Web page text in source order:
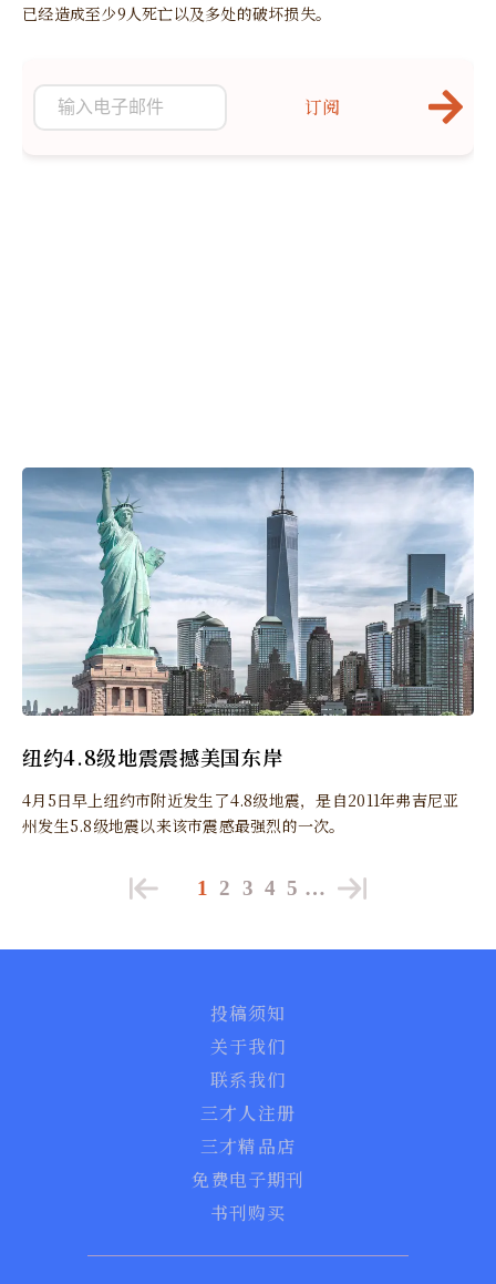
已经造成至少9人死亡以及多处的破坏损失。
纽约4.8级地震震撼美国东岸
4月5日早上纽约市附近发生了4.8级地震，是自2011年弗吉尼亚
州发生5.8级地震以来该市震感最强烈的一次。
订阅
1 2 3 4 5 …
投稿须知
关于我们
联系我们
三才人注册
三才精品店
免费电子期刊
书刊购买